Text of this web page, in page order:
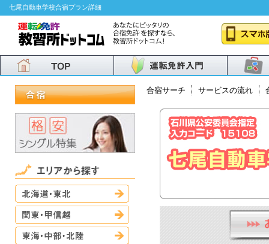
七尾自動車学校合宿プラン詳細
合宿サーチ サービスの流れ